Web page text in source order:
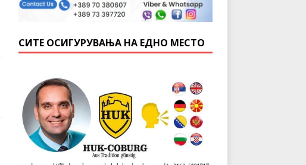
СИТЕ ОСИГУРУВАЊА НА ЕДНО МЕСТО